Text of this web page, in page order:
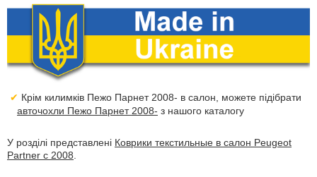
Крім килимків Пежо Парнет 2008- в салон, можете підібрати
авточохли Пежо Парнет 2008- з нашого каталогу
У розділі представлені Коврики текстильные в салон Peugeot
Partner с 2008